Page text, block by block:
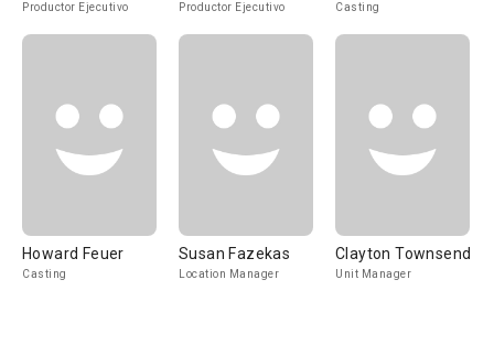
Productor Ejecutivo Productor Ejecutivo Casting
Howard Feuer
Casting
Susan Fazekas
Location Manager
Clayton Townsend
Unit Manager